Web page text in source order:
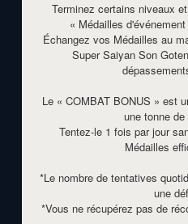
Terminez certains niveaux
« Médailles
Échangez vos Médailles au
Super Saiyan Son
Le « COMBAT BONUS » est
une tonne
Tentez-le 1 fois par jour
Médailles
*Le nombre de tentatives
une
*Vous ne récupérez pas de